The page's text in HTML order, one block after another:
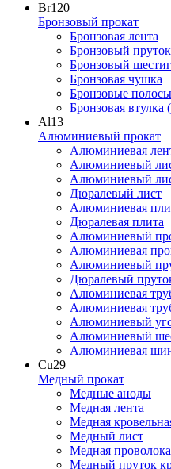
Br120
Бронзовый прокат
Бронзовая лента
Бронзовый
Бронзовый
Бронзовая чушка
Бронзовые
Бронзовая втулка
Al13
Алюминиевый прокат
Алюминиевая
Алюминиевый
Алюминиевый
Дюралевый лист
Алюминиевая
Дюралевая плита
Алюминиевый
Алюминиевая
Алюминиевый
Дюралевый
Алюминиевая
Алюминиевая
Алюминиевый
Алюминиевый
Алюминиевая
Cu29
Медный прокат
Медные аноды
Медная лента
Медная
Медный лист
Медная проволока
Медный пруток